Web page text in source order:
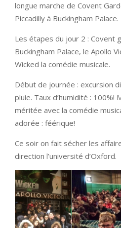
longue marche de Covent
Piccadilly à Buckingham Palace.
Les étapes du jour 2 : Covent
Buckingham Palace, le Apollo
Wicked la comédie musicale.
Début de journée : excursion
pluie. Taux d’humidité : 100%!
méritée avec la comédie
adorée : féérique!
Ce soir on fait sécher les
direction l’université d’Oxford.